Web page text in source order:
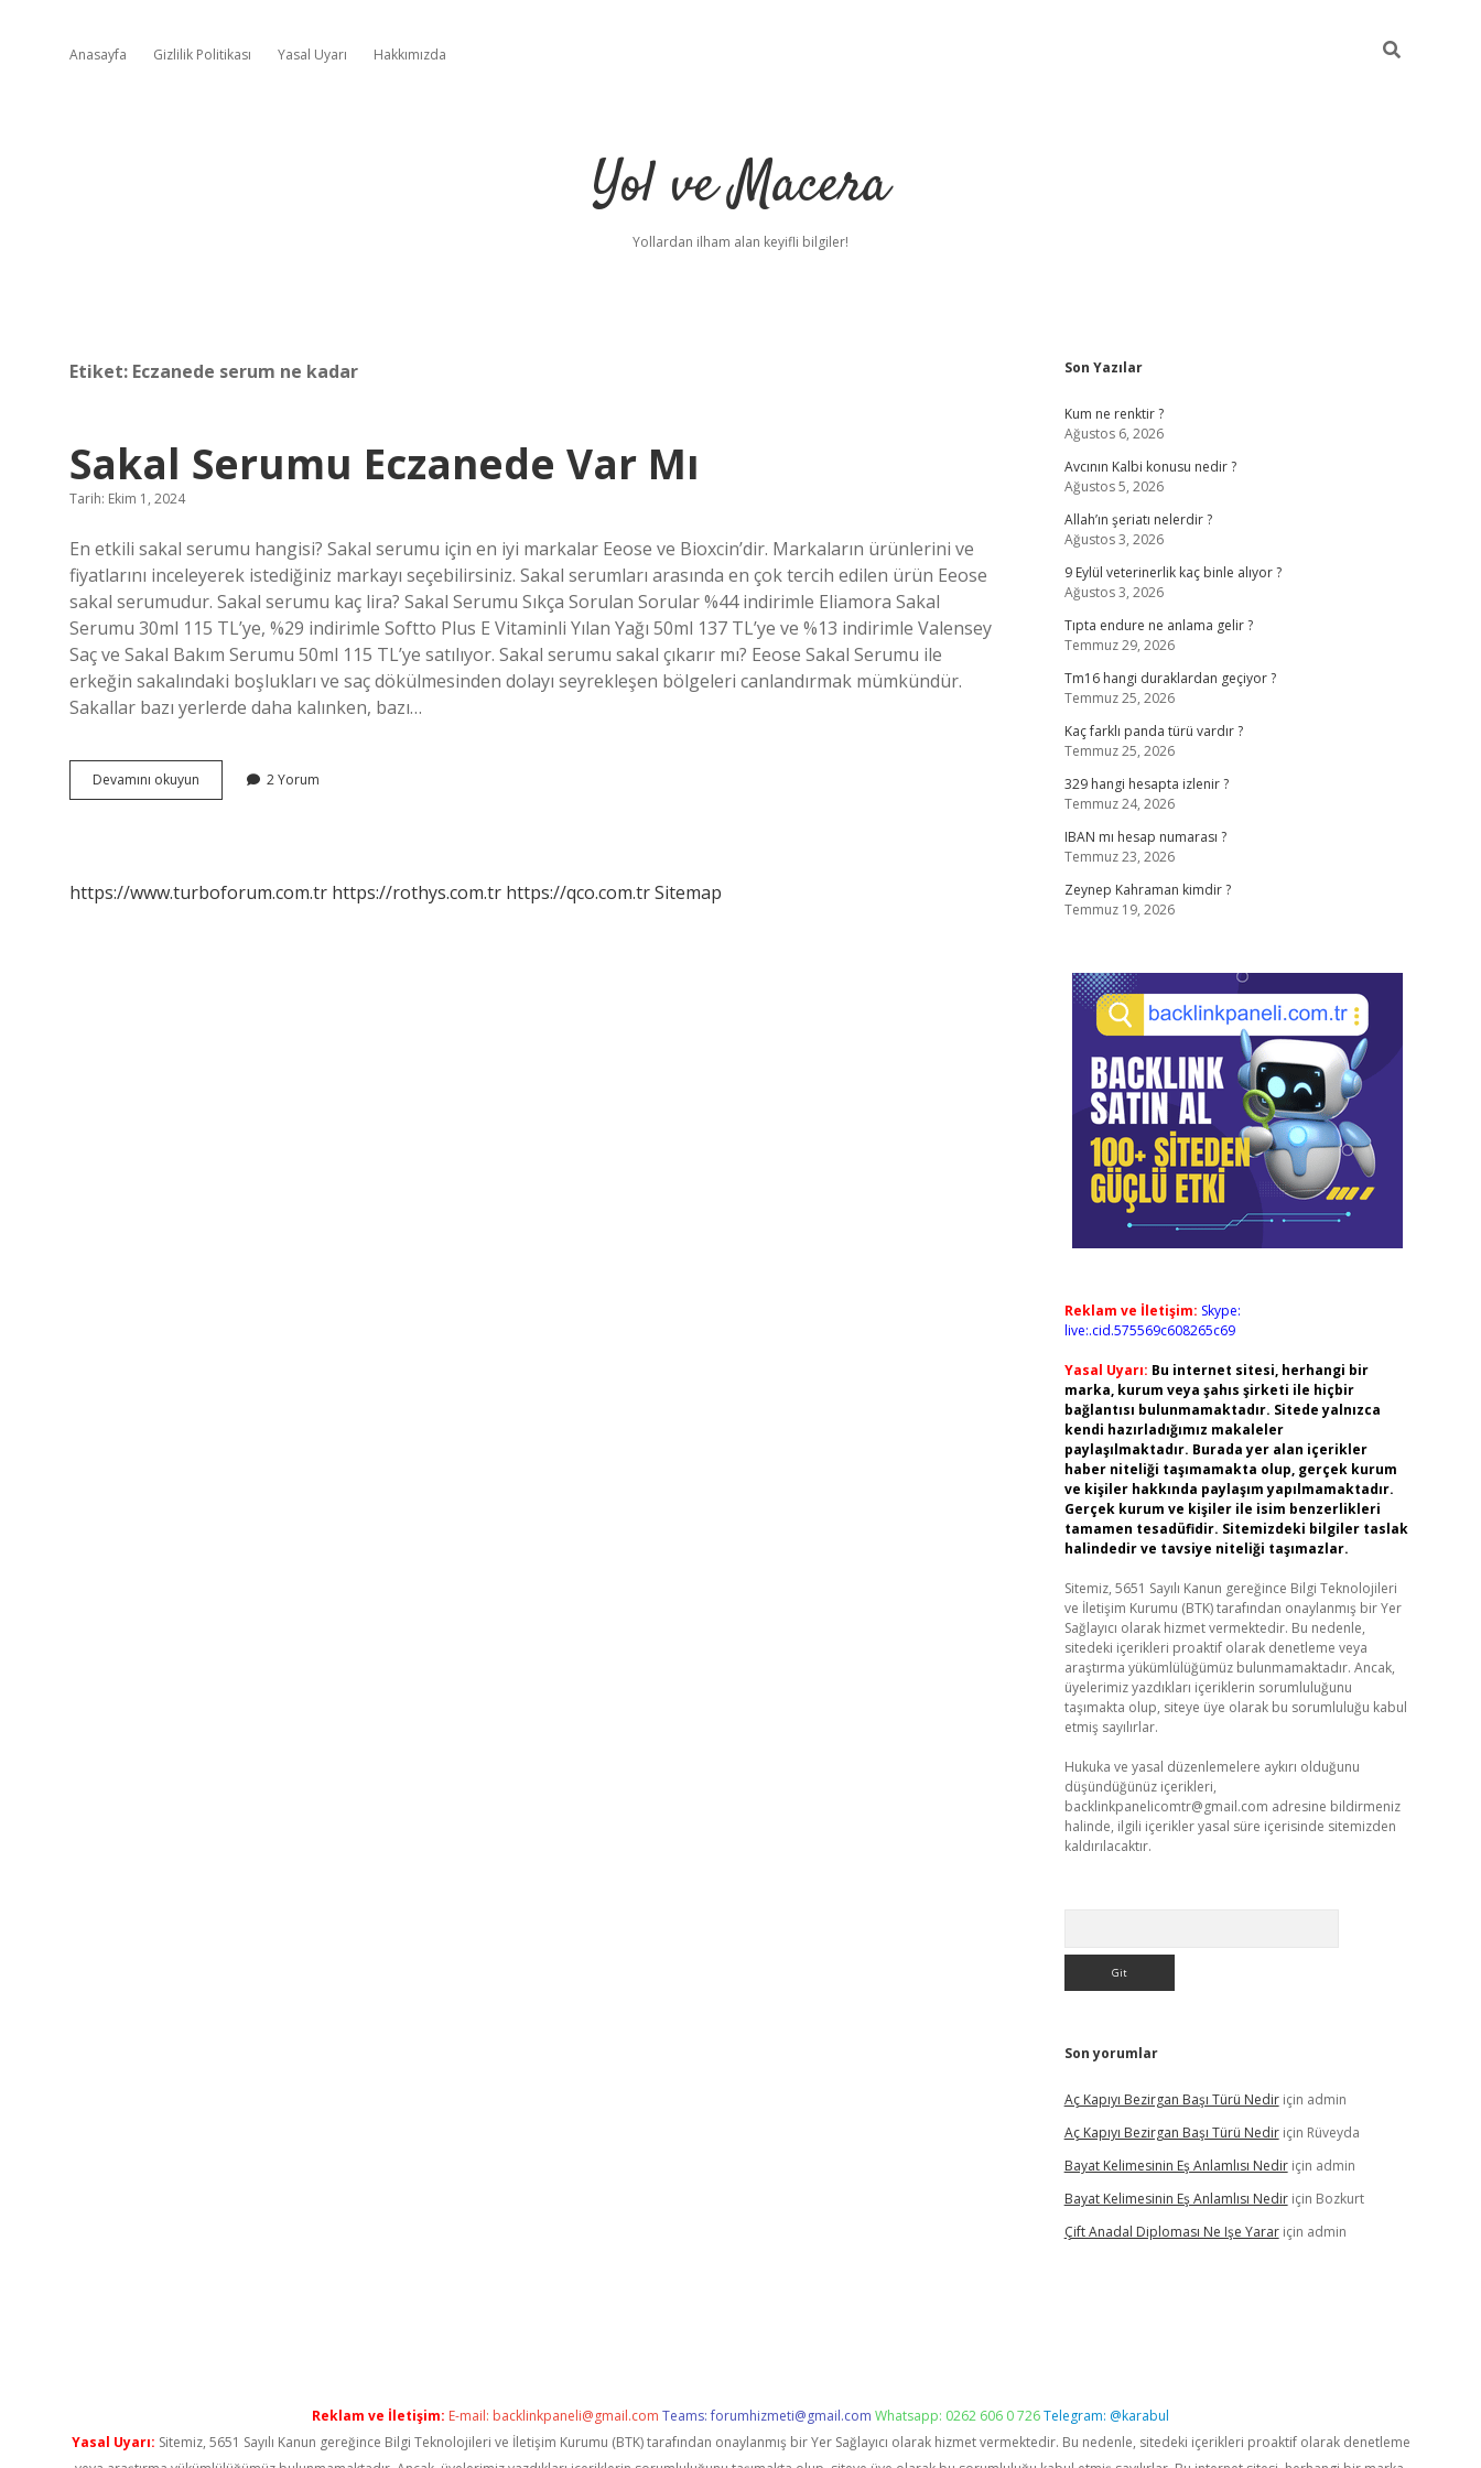
Anasayfa Gizlilik Politikası Yasal Uyarı Hakkımızda
Yol ve Macera
Yollardan ilham alan keyifli bilgiler!
Etiket: Eczanede serum ne kadar
Sakal Serumu Eczanede Var Mı
Tarih: Ekim 1, 2024
En etkili sakal serumu hangisi? Sakal serumu için en iyi markalar Eeose ve Bioxcin’dir. Markaların ürünlerini ve
fiyatlarını inceleyerek istediğiniz markayı seçebilirsiniz. Sakal serumları arasında en çok tercih edilen ürün Eeose
sakal serumudur. Sakal serumu kaç lira? Sakal Serumu Sıkça Sorulan Sorular %44 indirimle Eliamora Sakal
Serumu 30ml 115 TL’ye, %29 indirimle Softto Plus E Vitaminli Yılan Yağı 50ml 137 TL’ye ve %13 indirimle Valensey
Saç ve Sakal Bakım Serumu 50ml 115 TL’ye satılıyor. Sakal serumu sakal çıkarır mı? Eeose Sakal Serumu ile
erkeğin sakalındaki boşlukları ve saç dökülmesinden dolayı seyrekleşen bölgeleri canlandırmak mümkündür.
Sakallar bazı yerlerde daha kalınken, bazı…
Devamını okuyun
Serumu
2 Yorum
https://www.turboforum.com.tr https://rothys.com.tr https://qco.com.trSitemap
Sidebar
Son Yazılar
Kum ne renktir ?
Ağustos 6, 2026
Avcının Kalbi konusu nedir ?
Ağustos 5, 2026
Allah’ın şeriatı nelerdir ?
Ağustos 3, 2026
9 Eylül veterinerlik kaç binle alıyor ?
Ağustos 3, 2026
Tıpta endure ne anlama gelir ?
Temmuz 29, 2026
Tm16 hangi duraklardan geçiyor ?
Temmuz 25, 2026
Kaç farklı panda türü vardır ?
Temmuz 25, 2026
329 hangi hesapta izlenir ?
Temmuz 24, 2026
IBAN mı hesap numarası ?
Temmuz 23, 2026
Zeynep Kahraman kimdir ?
Temmuz 19, 2026
Reklam ve İletişim: Skype:
live:.cid.575569c608265c69
Yasal Uyarı: Bu internet sitesi, herhangi bir
marka, kurum veya şahıs şirketi ile hiçbir
bağlantısı bulunmamaktadır. Sitede yalnızca
kendi hazırladığımız makaleler
paylaşılmaktadır. Burada yer alan içerikler
haber niteliği taşımamakta olup, gerçek kurum
ve kişiler hakkında paylaşım yapılmamaktadır.
Gerçek kurum ve kişiler ile isim benzerlikleri
tamamen tesadüfidir. Sitemizdeki bilgiler taslak
halindedir ve tavsiye niteliği taşımazlar.
Sitemiz, 5651 Sayılı Kanun gereğince Bilgi Teknolojileri
ve İletişim Kurumu (BTK) tarafından onaylanmış bir Yer
Sağlayıcı olarak hizmet vermektedir. Bu nedenle,
sitedeki içerikleri proaktif olarak denetleme veya
araştırma yükümlülüğümüz bulunmamaktadır. Ancak,
üyelerimiz yazdıkları içeriklerin sorumluluğunu
taşımakta olup, siteye üye olarak bu sorumluluğu kabul
etmiş sayılırlar.
Hukuka ve yasal düzenlemelere aykırı olduğunu
düşündüğünüz içerikleri,
backlinkpanelicomtr@gmail.com adresine bildirmeniz
halinde, ilgili içerikler yasal süre içerisinde sitemizden
kaldırılacaktır.
Son yorumlar
Aç Kapıyı Bezirgan Başı Türü Nediriçin admin
Aç Kapıyı Bezirgan Başı Türü Nediriçin Rüveyda
Bayat Kelimesinin Eş Anlamlısı Nediriçin admin
Bayat Kelimesinin Eş Anlamlısı Nediriçin Bozkurt
Çift Anadal Diploması Ne Işe Yarariçin admin
Reklam ve İletişim: E-mail: backlinkpaneli@gmail.com Teams:forumhizmeti@gmail.com Whatsapp: 0262 606 0 726Telegram: @karabul
Yasal Uyarı: Sitemiz, 5651 Sayılı Kanun gereğince Bilgi Teknolojileri ve İletişim Kurumu (BTK) tarafından onaylanmış bir Yer Sağlayıcı olarak hizmet vermektedir. Bu nedenle, sitedeki içerikleri proaktif olarak denetleme